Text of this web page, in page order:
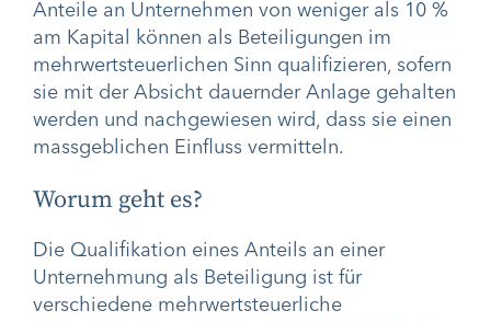
Anteile an Unternehmen von weniger als 10 %
am Kapital können als Beteiligungen im
mehrwertsteuerlichen Sinn qualifizieren, sofern
sie mit der Absicht dauernder Anlage gehalten
werden und nachgewiesen wird, dass sie einen
massgeblichen Einfluss vermitteln.
Worum geht es?
Die Qualifikation eines Anteils an einer
Unternehmung als Beteiligung ist für
verschiedene mehrwertsteuerliche